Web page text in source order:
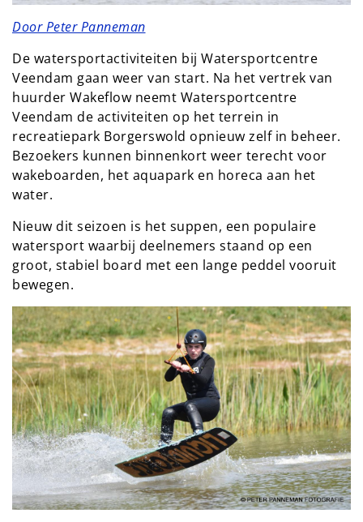
Door Peter Panneman
De watersportactiviteiten bij Watersportcentre
Veendam gaan weer van start. Na het vertrek van
huurder Wakeflow neemt Watersportcentre
Veendam de activiteiten op het terrein in
recreatiepark Borgerswold opnieuw zelf in beheer.
Bezoekers kunnen binnenkort weer terecht voor
wakeboarden, het aquapark en horeca aan het
water.
Nieuw dit seizoen is het suppen, een populaire
watersport waarbij deelnemers staand op een
groot, stabiel board met een lange peddel vooruit
bewegen.